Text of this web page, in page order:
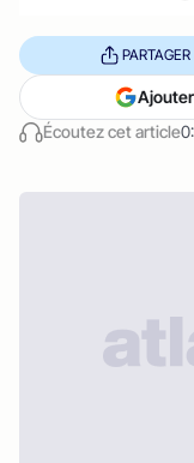
Écoutez cet article
PARTAGER